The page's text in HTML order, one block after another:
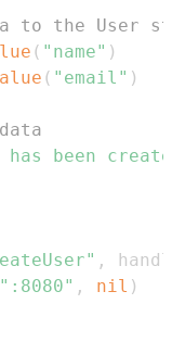
to the User
( "name" )
( "email" )
been
,
":8080" , nil )